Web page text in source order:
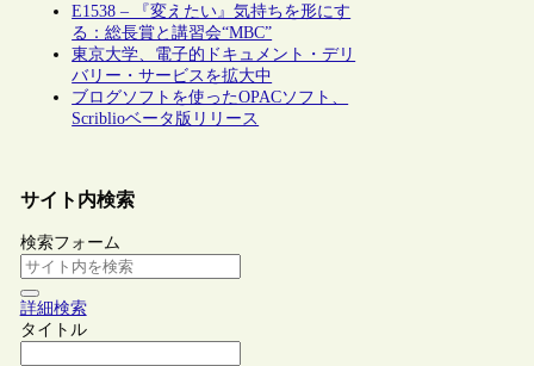
E1538 – 『変えたい』気持ちを形にす
る：総長賞と講習会“MBC”
東京大学、電子的ドキュメント・デリ
バリー・サービスを拡大中
ブログソフトを使ったOPACソフト、
Scriblioベータ版リリース
サイト内検索
検索フォーム
詳細検索
タイトル